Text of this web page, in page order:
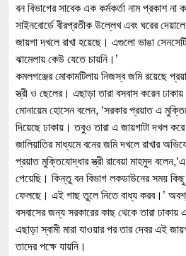
বন বিভাগের সাবেক এক কর্মকর্তা নাম প্রকাশ না
সাইনবোর্ডে বীরপ্রতীক উল্লেখ এবং ঘরের
জায়গা দখলে রাখা হয়েছে। এগুলো ভাঙা
ঝামেলায় কেউ যেতে চায়নি।’
কমলগঞ্জের মোকামটিলায় নিজস্ব জমি রয়েছে
স্ত্রী ও ছেলের। এছাড়া তারা বসবাস করেন
মোনায়েম হোসেন বলেন, ‘সরকার প্রয়াত এ
দিয়েছে ঢাকায়। তবুও তারা এ জায়গাটা দখল
জালিয়াতির মাধ্যমে বনের জমি দখলে রাখার
প্রয়াত মুক্তিযোদ্ধার স্ত্রী রাবেয়া মাহমুদ
পেয়েছি। কিন্তু বন বিভাগ লকডাউনের সময় কিছু
ফেলছে। এই গাছ তুলে নিতে বাধ্য করব।’
বসবাসের জন্য সরকারের কাছ থেকে তারা ঢাকায়
এছাড়া স্বামী মারা যাওয়ার পর তার দেবর এই
তাদের পক্ষে যায়নি।